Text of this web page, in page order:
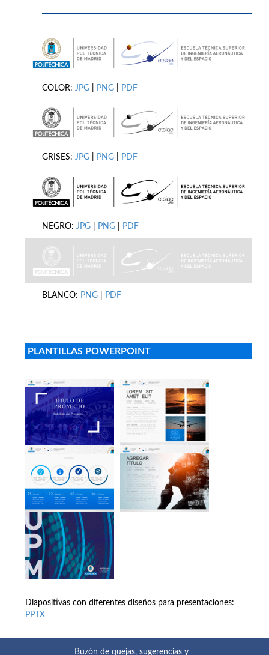
COLOR: JPG PNG PDF
GRISES: JPG PNG PDF
NEGRO: JPG PNG PDF
BLANCO: PNG PDF
PLANTILLAS POWERPOINT
Diapositivas con diferentes diseños para presentaciones:
PPTX
Buzón de quejas, sugerencias y